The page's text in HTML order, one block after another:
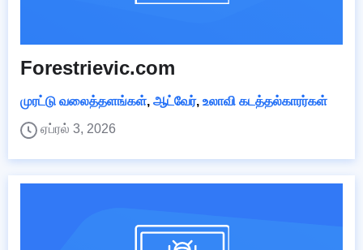
Forestrievic.com
முரட்டு வலைத்தளங்கள், ஆட்வேர், உலாவி கடத்தல்காரர்கள்
ஏப்ரல் 3, 2026